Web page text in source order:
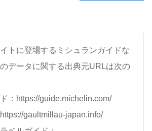
イトに登場するミシュランガイドな
データに関する出典元URLは次の
：https://guide.michelin.com/
gaultmillau-japan.info/